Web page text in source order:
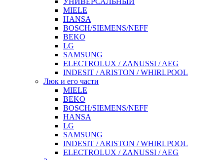
MIELE
HANSA
BOSCH/SIEMENS/NEFF
BEKO
LG
SAMSUNG
ELECTROLUX / ZANUSSI / AEG
INDESIT / ARISTON / WHIRLPOOL
Люк и его части
MIELE
BEKO
BOSCH/SIEMENS/NEFF
HANSA
LG
SAMSUNG
INDESIT / ARISTON / WHIRLPOOL
ELECTROLUX / ZANUSSI / AEG